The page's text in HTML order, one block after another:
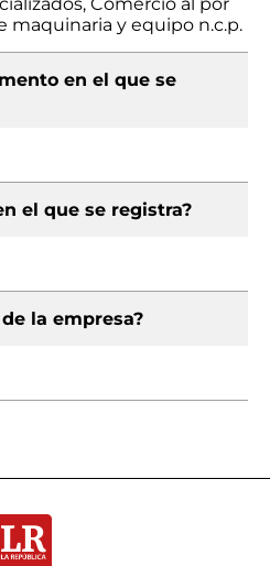
maquinaria y equipo n.c.p.
en el que se
el que se registra?
la empresa?